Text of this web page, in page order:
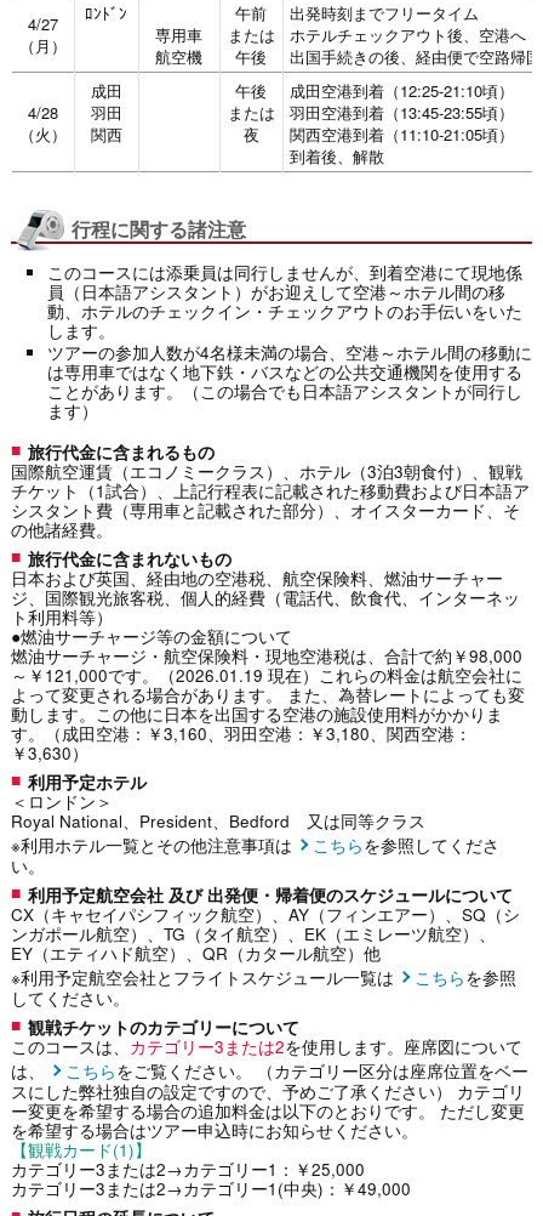
4/27
（月）
ﾛﾝﾄﾞﾝ
専用車
航空機
午前
または
午後
出発時刻までフリータイム
ホテルチェックアウト後、空港へ
出国手続きの後、経由便で空路帰
4/28
（火）
成田
羽田
関西
午後
または
夜
成田空港到着（12:25-21:10頃）
羽田空港到着（13:45-23:55頃）
関西空港到着（11:10-21:05頃）
到着後、解散
行程に関する諸注意
このコースには添乗員は同行しませんが、到着空港にて現地係
員（日本語アシスタント）がお迎えして空港～ホテル間の移
動、ホテルのチェックイン・チェックアウトのお手伝いをいた
します。
ツアーの参加人数が4名様未満の場合、空港～ホテル間の移動に
は専用車ではなく地下鉄・バスなどの公共交通機関を使用する
ことがあります。（この場合でも日本語アシスタントが同行し
ます）
旅行代金に含まれるもの
国際航空運賃（エコノミークラス）、ホテル（3泊3朝食付）、観戦
チケット（1試合）、上記行程表に記載された移動費および日本語ア
シスタント費（専用車と記載された部分）、オイスターカード、そ
の他諸経費。
旅行代金に含まれないもの
日本および英国、経由地の空港税、航空保険料、燃油サーチャー
ジ、国際観光旅客税、個人的経費（電話代、飲食代、インターネッ
ト利用料等）
●燃油サーチャージ等の金額について
燃油サーチャージ・航空保険料・現地空港税は、合計で約￥98,000
～￥121,000です。（2026.01.19 現在）これらの料金は航空会社に
よって変更される場合があります。 また、為替レートによっても変
動します。この他に日本を出国する空港の施設使用料がかかりま
す。（成田空港：￥3,160、羽田空港：￥3,180、関西空港：
￥3,630）
利用予定ホテル
＜ロンドン＞
Royal National、President、Bedford 又は同等クラス
※利用ホテル一覧とその他注意事項は
こちらを参照してくださ
い。
利用予定航空会社 及び 出発便・帰着便のスケジュールについて
CX（キャセイパシフィック航空）、AY（フィンエアー）、SQ（シ
ンガポール航空）、TG（タイ航空）、EK（エミレーツ航空）、
EY（エティハド航空）、QR（カタール航空）他
※利用予定航空会社とフライトスケジュール一覧は
こちらを参照
してください。
観戦チケットのカテゴリーについて
このコースは、 カテゴリー3または2を使用します。座席図について
は、
こちらをご覧ください。 （カテゴリー区分は座席位置をベー
スにした弊社独自の設定ですので、予めご了承ください） カテゴリ
ー変更を希望する場合の追加料金は以下のとおりです。 ただし変更
を希望する場合はツアー申込時にお知らせください。
【観戦カード(1)】
カテゴリー3または2→カテゴリー1：￥25,000
カテゴリー3または2→カテゴリー1(中央)：￥49,000